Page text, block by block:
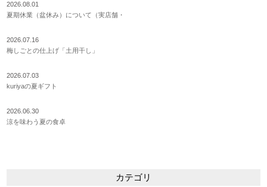
2026.08.01
夏期休業（盆休み）について（実店舗・
2026.07.16
梅しごとの仕上げ「土用干し」
2026.07.03
kuriyaの夏ギフト
2026.06.30
涼を味わう夏の食卓
カテゴリ